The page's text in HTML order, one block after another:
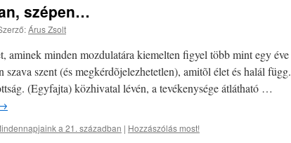
szépen…
Árus Zsolt
aminek minden mozdulatára kiemelten figyel több mint egy éve
szent (és megkérdõjelezhetetlen), amitõl élet és halál függ.
(Egyfajta) közhivatal lévén, a tevékenysége átlátható …
a 21. században | Hozzászólás most!